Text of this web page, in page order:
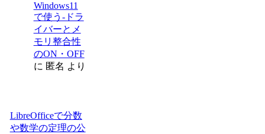
Windows11
で使う-ドラ
イバーとメ
モリ整合性
のON・OFF
に 匿名 より
LibreOfficeで分数
や数学の定理の公